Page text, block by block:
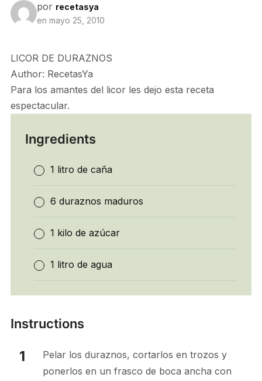
por recetasya
en mayo 25, 2010
LICOR DE DURAZNOS
Author: RecetasYa
Para los amantes del licor les dejo esta receta
espectacular.
Ingredients
1 litro de caña
6 duraznos maduros
1 kilo de azúcar
1 litro de agua
Instructions
Pelar los duraznos, cortarlos en trozos y
ponerlos en un frasco de boca ancha con